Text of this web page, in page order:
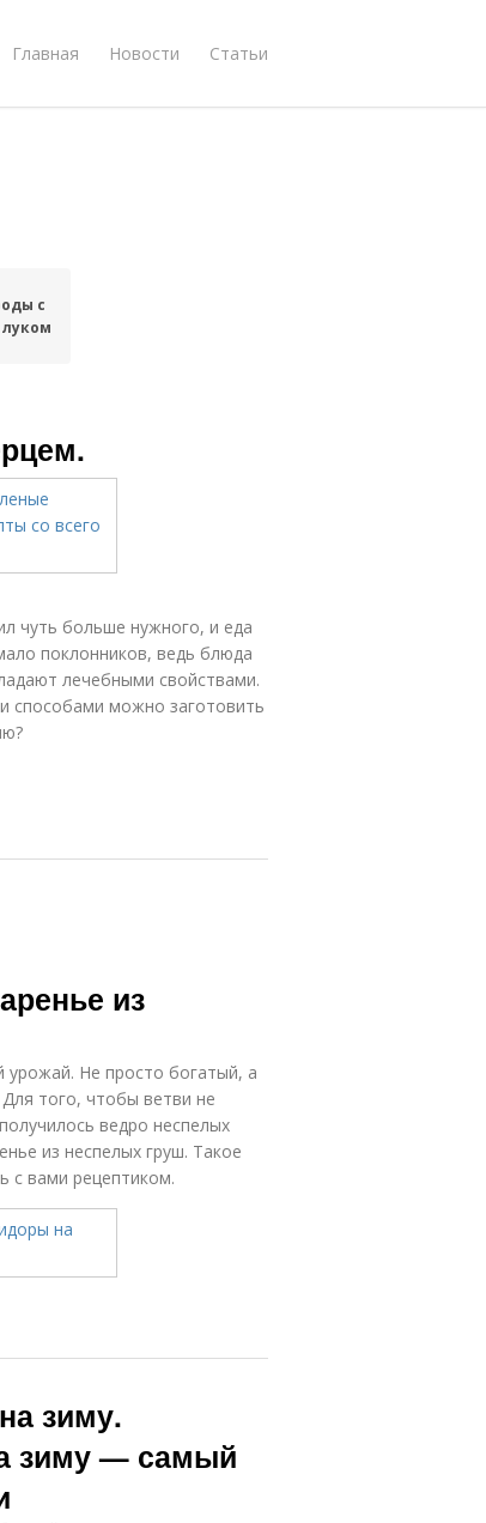
Главная Новости Статьи
с
чуть больше нужного, и еда
поклонников, ведь блюда
лечебными свойствами.
способами можно заготовить
из
урожай. Не просто богатый, а
того, чтобы ветви не
ведро неспелых
из неспелых груш. Такое
с вами рецептиком.
зиму.
зиму — самый